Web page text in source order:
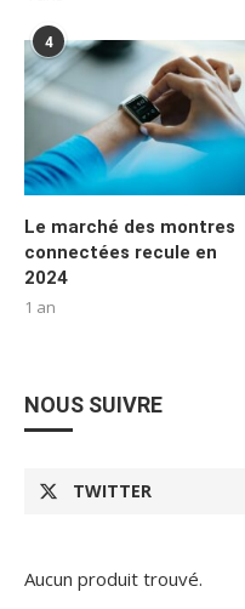
4
Le marché des montres
connectées recule en
2024
1 an
NOUS SUIVRE
TWITTER
Aucun produit trouvé.